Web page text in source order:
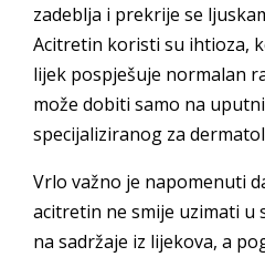
zadeblja i prekrije se
Acitretin koristi su ihtioza,
lijek pospješuje normalan
može dobiti samo na
specijaliziranog za
Vrlo važno je napomenuti
acitretin ne smije uzimati u
na sadržaje iz lijekova, a